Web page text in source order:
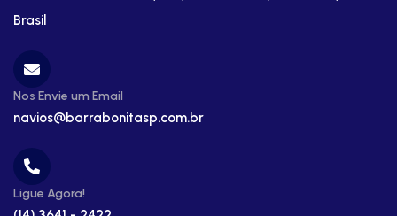
Brasil
Nos Envie um Email
navios@barrabonitasp.com.br
Ligue Agora!